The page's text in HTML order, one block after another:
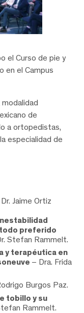
el Curso de pie y
en el Campus
de
a ortopedistas,
especialidad de
Jaime Ortiz
preferido
Stefan Rammelt.
y terapéutica en
– Dra. Frida
Burgos Paz.
tobillo y su
Rammelt.